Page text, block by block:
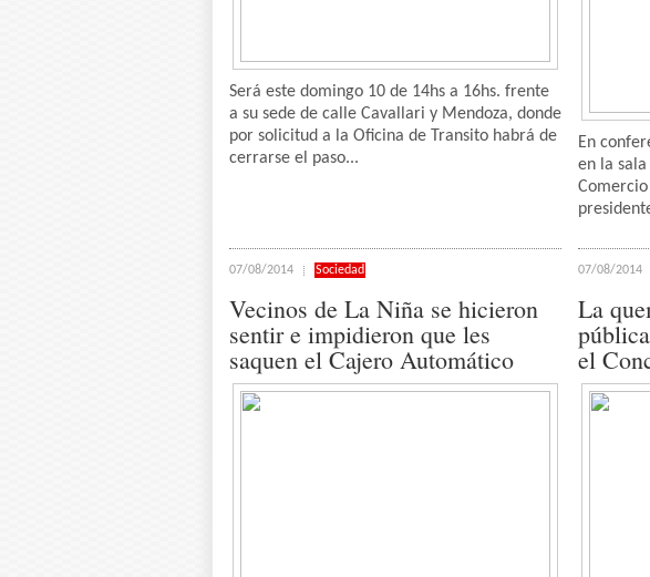
Será este domingo 10 de 14hs a 16hs. frente
a su sede de calle Cavallari y Mendoza, donde
por solicitud a la Oficina de Transito habrá de
cerrarse el paso...
En
en la
07/08/2014 Sociedad
Vecinos de La Niña se hicieron
sentir e impidieron que les
saquen el Cajero Automático
07/08/2014
La
el